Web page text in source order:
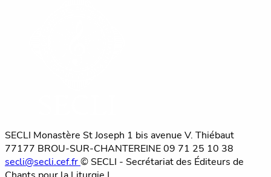
SECLI Monastère St Joseph 1 bis avenue V. Thiébaut
77177 BROU-SUR-CHANTEREINE09 71 25 10 38
secli@secli.cef.fr© SECLI - Secrétariat des Éditeurs de